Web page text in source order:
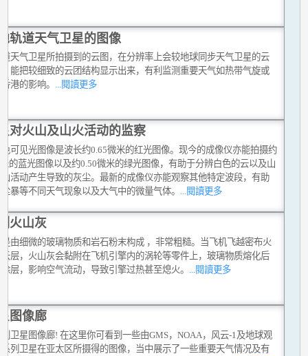
轨道天气卫星的图像
天气卫星所拍摄到的云图，在分辨率上会较地球同步天气卫星的云
能把较细致的云团结构显示出来，有利监测重要天气如热带气旋或
港的影响。 ...閱讀更多
对火山及山火活动的监察
可见光图像是波长约0.65微米的红光图像。现今的成像仪亦能拍摄约
的蓝光图像以及约0.50微米的绿光图像，有助于分辨白色的云以及山
活动产生导致的灰尘。最新的成像仪亦能观察其他特定波段，有助
暴等不同天气现象以及大气中的微量气体。
...閱讀更多
火山灰
由细微的玻璃物质和岩石粉末构成 ，非常粗糙。当飞机飞越密布火
层，火山灰会黏附在飞机引擎内的涡轮等零件上，玻璃物质熔化后
层，影响空气流动，导致引擎过热甚至熄火。 ...閱讀更多
图像廊
卫星图像廊! 在这里你可看到一些由GMS，NOAA，风云-1及地球观
列卫星在亚太区所摄得的图像，当中展示了一些重要天气情况及有